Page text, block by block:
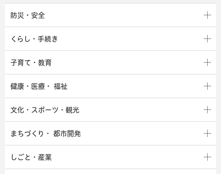
防災・安全
くらし・手続き
子育て・教育
健康・医療・ 福祉
文化・スポーツ・観光
まちづくり・ 都市開発
しごと・産業